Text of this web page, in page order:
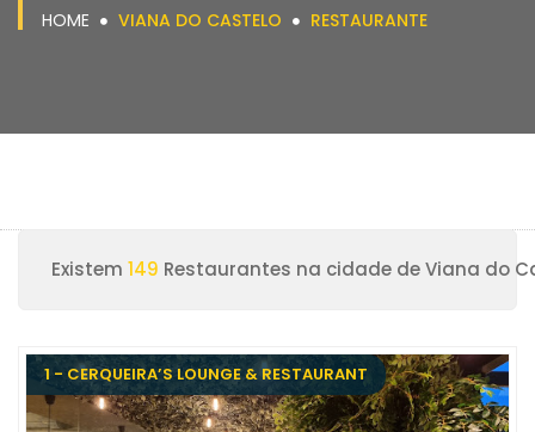
HOME VIANA DO CASTELO RESTAURANTE
Existem 149 Restaurantes na cidade de Viana do
1 - CERQUEIRA’S LOUNGE & RESTAURANT